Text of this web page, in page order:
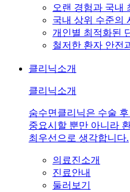
오랜 경험과 국내
국내 상위 수준의
개인별 최적화된
철저한 환자 안전
클리닉소개
클리닉소개
숨수면클리닉은 수술
중요시할 뿐만 아니라
최우선으로 생각합니다.
의료진소개
진료안내
둘러보기